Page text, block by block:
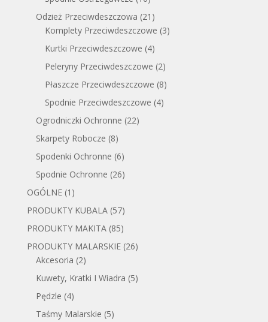
Odzież Przeciwdeszczowa (21)
Komplety Przeciwdeszczowe (3)
Kurtki Przeciwdeszczowe (4)
Peleryny Przeciwdeszczowe (2)
Płaszcze Przeciwdeszczowe (8)
Spodnie Przeciwdeszczowe (4)
Ogrodniczki Ochronne (22)
Skarpety Robocze (8)
Spodenki Ochronne (6)
Spodnie Ochronne (26)
OGÓLNE (1)
PRODUKTY KUBALA (57)
PRODUKTY MAKITA (85)
PRODUKTY MALARSKIE (26)
Akcesoria (2)
Kuwety, Kratki I Wiadra (5)
Pędzle (4)
Taśmy Malarskie (5)